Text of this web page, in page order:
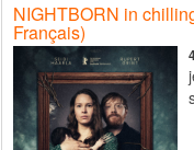
NIGHTBORN in
Français)